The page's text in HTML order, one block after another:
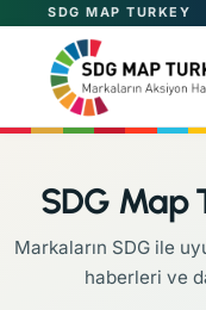
SDG MAP TURKEY
SDG Map
Markaların SDG ile
haberleri ve